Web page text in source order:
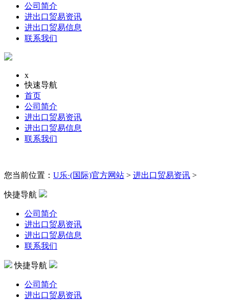
公司简介
进出口贸易资讯
进出口贸易信息
联系我们
x
快速导航
首页
公司简介
进出口贸易资讯
进出口贸易信息
联系我们
您当前位置： U乐·(国际)官方网站 > 进出口贸易资讯 >
快捷导航
公司简介
进出口贸易资讯
进出口贸易信息
联系我们
快捷导航
公司简介
进出口贸易资讯